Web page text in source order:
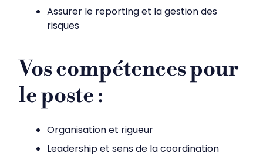
Assurer le reporting et la gestion des
risques
Vos compétences pour
le poste :
Organisation et rigueur
Leadership et sens de la coordination